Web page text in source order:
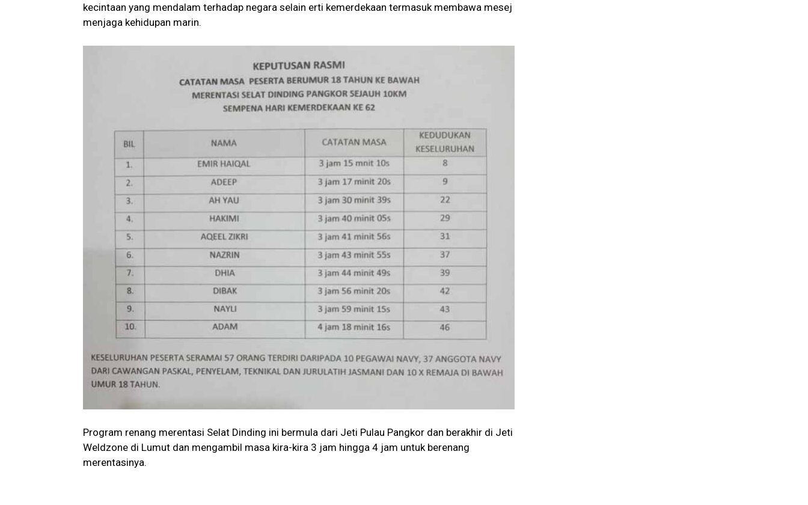
kecintaan yang mendalam terhadap negara selain erti kemerdekaan termasuk membawa mesej
menjaga kehidupan marin.
Program renang merentasi Selat Dinding ini bermula dari Jeti Pulau Pangkor dan berakhir di Jeti
Weldzone di Lumut dan mengambil masa kira-kira 3 jam hingga 4 jam untuk berenang
merentasinya.